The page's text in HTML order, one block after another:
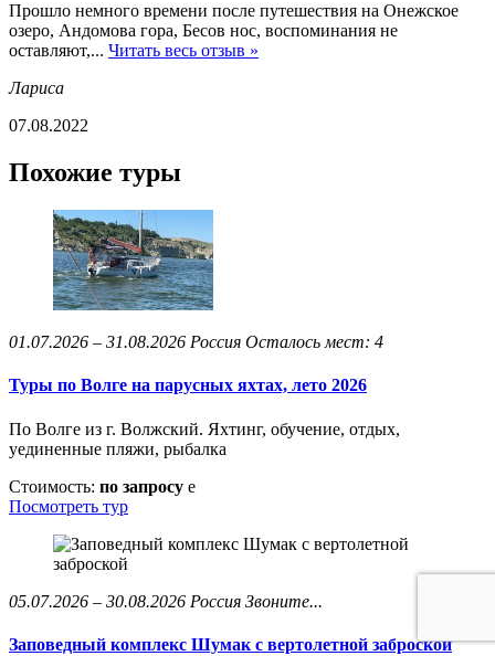
Прошло немного времени после путешествия на Онежское
озеро, Андомова гора, Бесов нос, воспоминания не
оставляют,... Читать весь отзыв »
Лариса
07.08.2022
Похожие туры
01.07.2026 – 31.08.2026 Россия Осталось мест: 4
Туры по Волге на парусных яхтах, лето 2026
По Волге из г. Волжский. Яхтинг, обучение, отдых,
уединенные пляжи, рыбалка
Стоимость: по запросу e
Посмотреть тур
05.07.2026 – 30.08.2026 Россия Звоните...
Заповедный комплекс Шумак с вертолетной заброской